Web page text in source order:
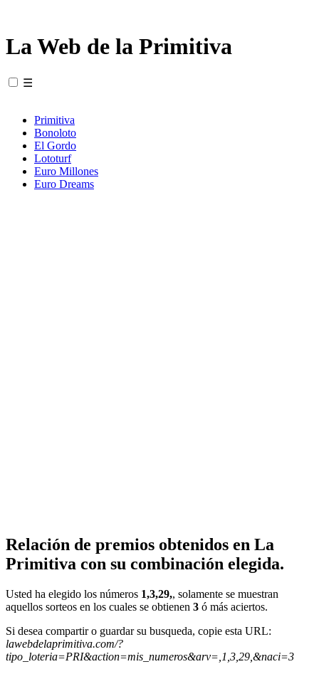
La Web de la Primitiva
☰
Primitiva
Bonoloto
El Gordo
Lototurf
Euro Millones
Euro Dreams
Relación de premios obtenidos en La
Primitiva con su combinación elegida.
Usted ha elegido los números 1,3,29,, solamente se muestran
aquellos sorteos en los cuales se obtienen 3 ó más aciertos.
Si desea compartir o guardar su busqueda, copie esta URL:
lawebdelaprimitiva.com/?
tipo_loteria=PRI&action=mis_numeros&arv=,1,3,29,&naci=3